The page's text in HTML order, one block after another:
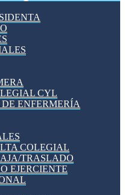
CYL
ENFERMERÍA
COLEGIAL
TRASLADO
EJERCIENTE